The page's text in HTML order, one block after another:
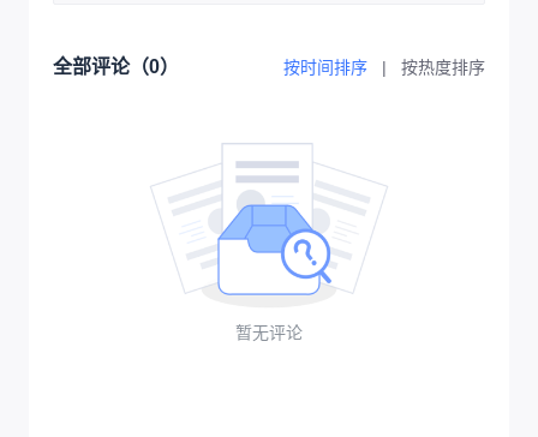
全部评论（0） 按时间排序 | 按热度排序
暂无评论